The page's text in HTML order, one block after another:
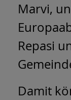
Marvi,
Repasi
Damit